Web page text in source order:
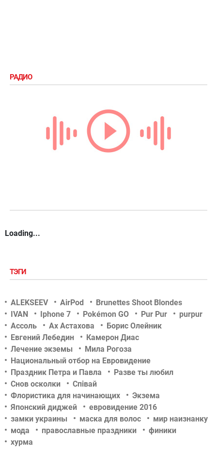
РАДИО
Loading...
ТЭГИ
ALEKSEEV AirPod
Brunettes Shoot Blondes
IVAN
Iphone 7 Pokémon GO Pur Pur
purpur
Ассоль
Ах Астахова
Борис Олейник
Евгений Лебедин
Камерон Диас
Лечение экземы
Мила Рогоза
Национальный отбор на Евровидение
Праздник Петра и Павла
Разве ты любил
Снов осколки
Співай
Флористика для начинающих
Экзема
Японский диджей
евровидение 2016
замки украины
маска для волос
мир наизнанку
мода
православные праздники
финики
хурма